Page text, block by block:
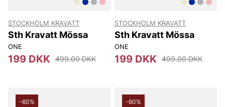
STOCKHOLM KRAVATT
Sth Kravatt Mössa
ONE
199 DKK 499.00 DKK
STOCKHOLM KRAVATT
Sth Kravatt Mössa
ONE
199 DKK 499.00 DKK
-60% -60%